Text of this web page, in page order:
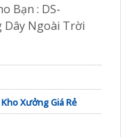
Bạn : DS-
Dây Ngoài Trời
Xưởng Giá Rẻ